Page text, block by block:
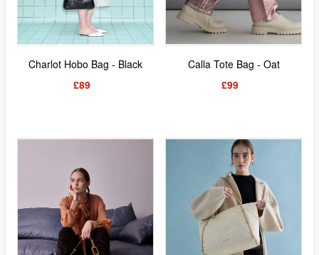
Charlot Hobo Bag - Black
£89
Calla Tote Bag - Oat
£99